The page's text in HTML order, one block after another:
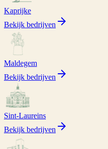
Kaprijke
Bekijk bedrijven
Maldegem
Bekijk bedrijven
Sint-Laureins
Bekijk bedrijven